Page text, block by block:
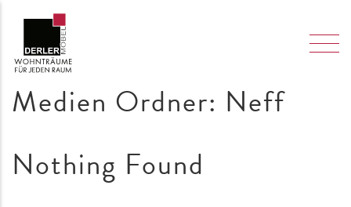
Medien Ordner: Neff
Nothing Found